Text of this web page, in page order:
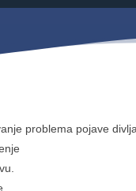
Savjetovanja s
Procedure
problema pojave